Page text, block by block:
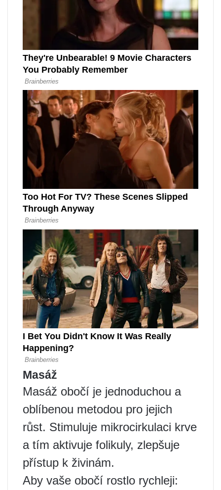
Masáž
Masáž obočí je jednoduchou a
oblíbenou metodou pro jejich
růst. Stimuluje mikrocirkulaci krve
a tím aktivuje folikuly, zlepšuje
přístup k živinám.
Aby vaše obočí rostlo rychleji: